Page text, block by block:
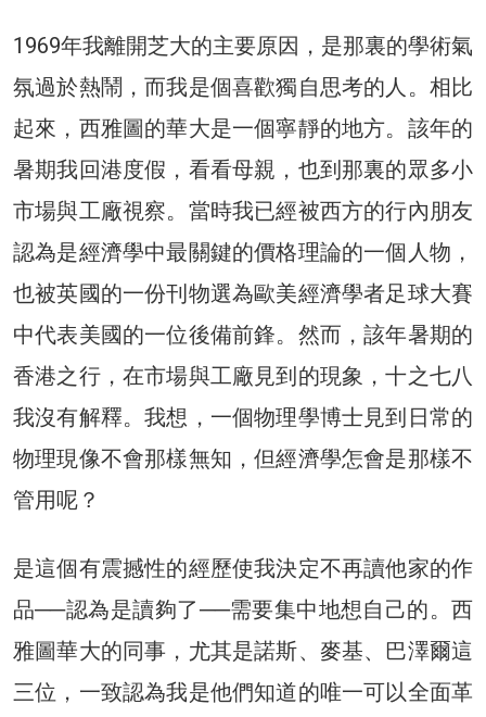
1969年我離開芝大的主要原因，是那裏的學術氣
氛過於熱鬧，而我是個喜歡獨自思考的人。相比
起來，西雅圖的華大是一個寧靜的地方。該年的
暑期我回港度假，看看母親，也到那裏的眾多小
市場與工廠視察。當時我已經被西方的行內朋友
認為是經濟學中最關鍵的價格理論的一個人物，
也被英國的一份刊物選為歐美經濟學者足球大賽
中代表美國的一位後備前鋒。然而，該年暑期的
香港之行，在市場與工廠見到的現象，十之七八
我沒有解釋。我想，一個物理學博士見到日常的
物理現像不會那樣無知，但經濟學怎會是那樣不
管用呢？
是這個有震撼性的經歷使我決定不再讀他家的作
品──認為是讀​​夠了──需要集中地想自己的。西
雅圖華大的同事，尤其是諾斯、麥基、巴澤爾這
三位，一致認為我是他們知道的唯一可以全面革